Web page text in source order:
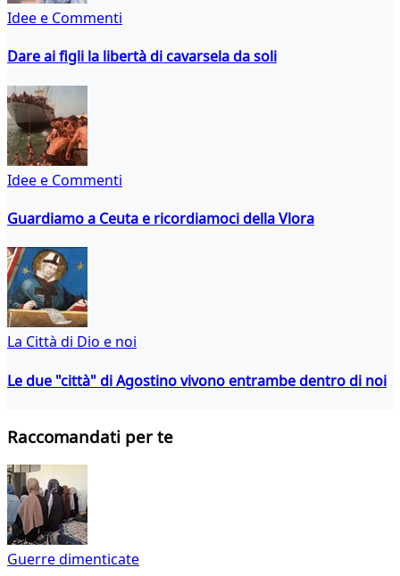
Idee e Commenti
Dare ai figli la libertà di cavarsela da soli
Idee e Commenti
Guardiamo a Ceuta e ricordiamoci della Vlora
La Città di Dio e noi
Le due "città" di Agostino vivono entrambe dentro di noi
Raccomandati per te
Guerre dimenticate